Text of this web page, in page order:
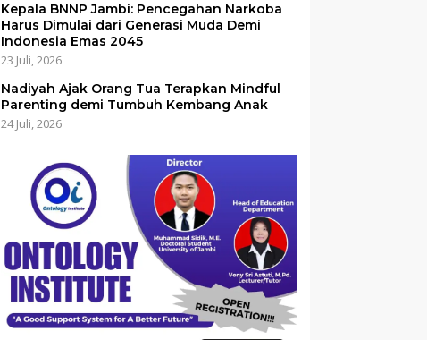
Kepala BNNP Jambi: Pencegahan Narkoba
Harus Dimulai dari Generasi Muda Demi
Indonesia Emas 2045
23 Juli, 2026
Nadiyah Ajak Orang Tua Terapkan Mindful
Parenting demi Tumbuh Kembang Anak
24 Juli, 2026